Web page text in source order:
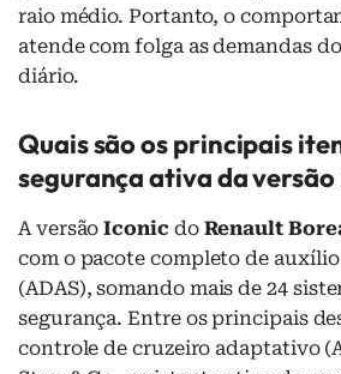
raio médio. Portanto, o
atende com folga as demandas
diário.
Quais são os principais
segurança ativa da versão
A versãoIconic do Renault
com o pacote completo de
(ADAS), somando mais de 24
segurança. Entre os principais
controle de cruzeiro adaptativo